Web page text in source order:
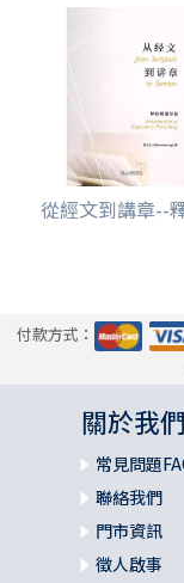
從經文到講章--
付款方式：
關於我們
常見問題
聯絡我們
門市資訊
徵人啟事